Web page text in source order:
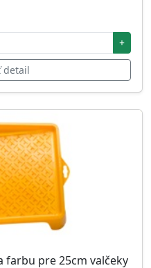
+
detail
farbu pre 25cm valčeky